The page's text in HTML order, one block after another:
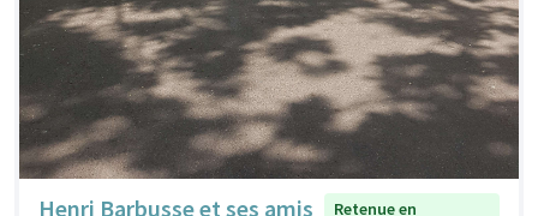
Henri Barbusse et ses amis
Retenue en